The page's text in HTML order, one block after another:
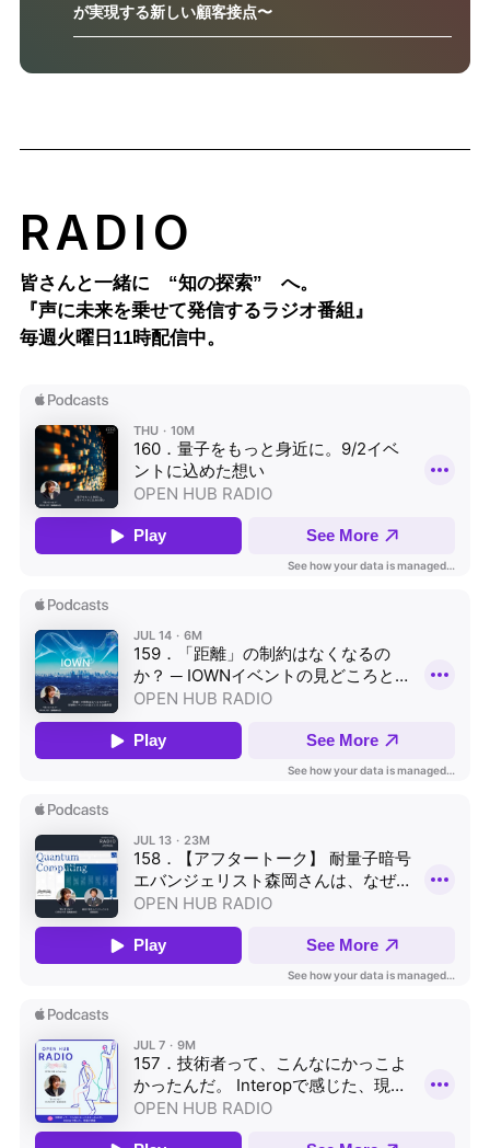
が実現する新しい顧客接点〜
RADIO
皆さんと一緒に “知の探索” へ。
『声に未来を乗せて発信するラジオ番組』
毎週火曜日11時配信中。